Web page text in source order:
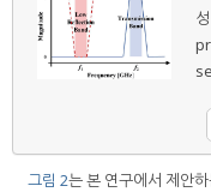
그림 2는 본 연구에서 제안